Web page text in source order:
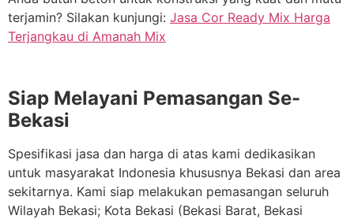
terjamin? Silakan kunjungi: Jasa Cor Ready Mix Harga
Terjangkau di Amanah Mix
Siap Melayani Pemasangan Se-
Bekasi
Spesifikasi jasa dan harga di atas kami dedikasikan
untuk masyarakat Indonesia khususnya Bekasi dan area
sekitarnya. Kami siap melakukan pemasangan seluruh
Wilayah Bekasi; Kota Bekasi (Bekasi Barat, Bekasi